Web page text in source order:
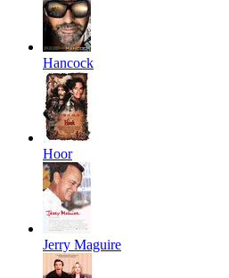
Hancock
Hoor
Jerry Maguire